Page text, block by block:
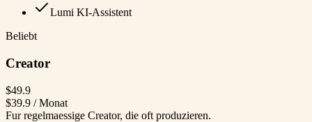
Lumi KI-Assistent
Beliebt
Creator
$49.9
$39.9 / Monat
Fur regelmaessige Creator, die oft produzieren.